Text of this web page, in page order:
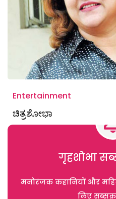
Entertainment
ಚಿತ್ರಶೋಭಾ
गृहशोभा
मनोरंजक कहानियों और
लिए